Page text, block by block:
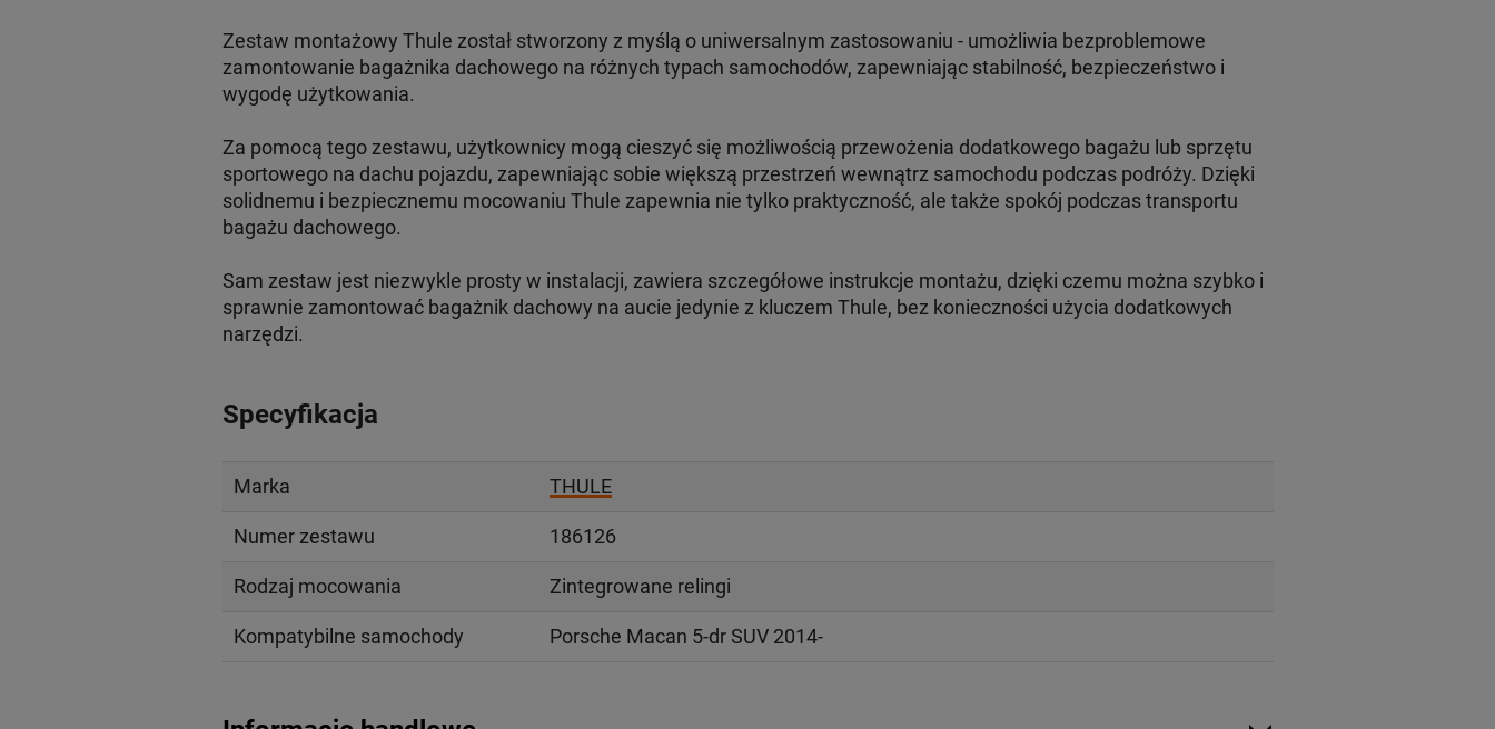
Zestaw montażowy Thule został stworzony z myślą o uniwersalnym zastosowaniu - umożliwia bezproblemowe
zamontowanie bagażnika dachowego na różnych typach samochodów, zapewniając stabilność, bezpieczeństwo i
wygodę użytkowania.
Za pomocą tego zestawu, użytkownicy mogą cieszyć się możliwością przewożenia dodatkowego bagażu lub sprzętu
sportowego na dachu pojazdu, zapewniając sobie większą przestrzeń wewnątrz samochodu podczas podróży. Dzięki
solidnemu i bezpiecznemu mocowaniu Thule zapewnia nie tylko praktyczność, ale także spokój podczas transportu
bagażu dachowego.
Sam zestaw jest niezwykle prosty w instalacji, zawiera szczegółowe instrukcje montażu, dzięki czemu można szybko i
sprawnie zamontować bagażnik dachowy na aucie jedynie z kluczem Thule, bez konieczności użycia dodatkowych
narzędzi.
Specyfikacja
Marka THULE
Numer zestawu 186126
Rodzaj mocowania Zintegrowane relingi
Kompatybilne samochody Porsche Macan 5-dr SUV 2014-